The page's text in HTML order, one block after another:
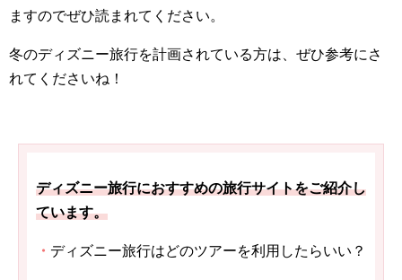
ますのでぜひ読まれてください。
冬のディズニー旅行を計画されている方は、ぜひ参考にさ
れてくださいね！
ディズニー旅行におすすめの旅行サイトをご紹介し
ています。
・ ディズニー旅行はどのツアーを利用したらいい？